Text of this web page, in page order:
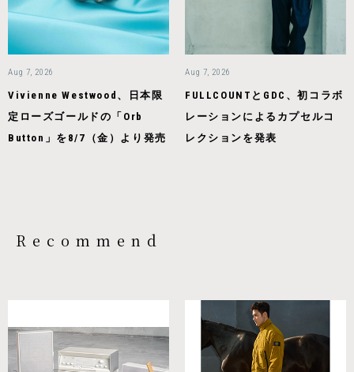
Aug 7, 2026
Vivienne Westwood、日本限
定ローズゴールドの「Orb
Button」を8/7（金）より発売
Aug 7, 2026
FULLCOUNTとGDC、初コラボ
レーションによるカプセルコ
レクションを発表
Recommend